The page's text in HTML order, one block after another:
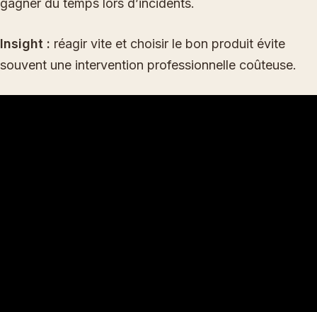
gagner du temps lors d’incidents.
Insight : réagir vite et choisir le bon produit évite
souvent une intervention professionnelle coûteuse.